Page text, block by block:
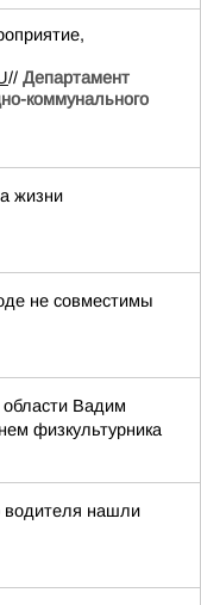
// Департамент
коммунального
жизни
не совместимы
области Вадим
физкультурника
водителя нашли